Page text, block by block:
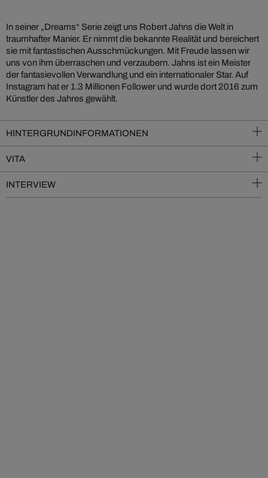
In seiner „Dreams“ Serie zeigt uns Robert Jahns die Welt in
traumhafter Manier. Er nimmt die bekannte Realität und bereichert
sie mit fantastischen Ausschmückungen. Mit Freude lassen wir
uns von ihm überraschen und verzaubern. Jahns ist ein Meister
der fantasievollen Verwandlung und ein internationaler Star. Auf
Instagram hat er 1.3 Millionen Follower und wurde dort 2016 zum
Künstler des Jahres gewählt.
HINTERGRUNDINFORMATIONEN
VITA
INTERVIEW